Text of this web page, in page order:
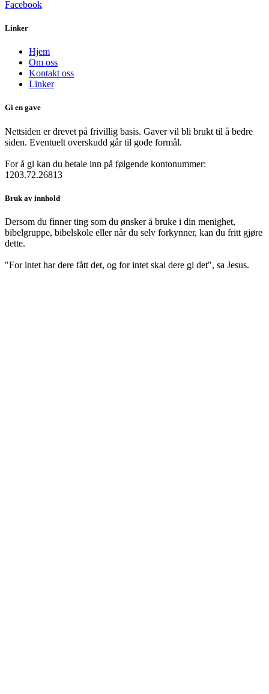
Facebook
Linker
Hjem
Om oss
Kontakt oss
Linker
Gi en gave
Nettsiden er drevet på frivillig basis. Gaver vil bli brukt til å bedre
siden. Eventuelt overskudd går til gode formål.
For å gi kan du betale inn på følgende kontonummer:
1203.72.26813
Bruk av innhold
Dersom du finner ting som du ønsker å bruke i din menighet,
bibelgruppe, bibelskole eller når du selv forkynner, kan du fritt gjøre
dette.
"For intet har dere fått det, og for intet skal dere gi det", sa Jesus.